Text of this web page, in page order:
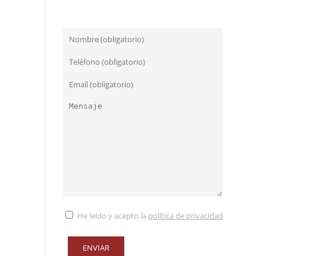
He leído y acepto la política de privacidad